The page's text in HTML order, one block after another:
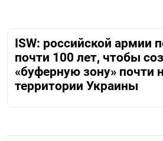
ISW: российской армии
почти 100 лет, чтобы
«буферную зону» почти
территории Украины